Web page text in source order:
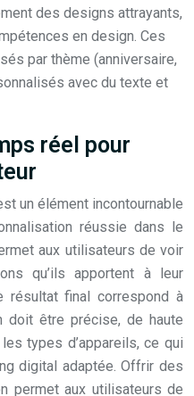
des designs attrayants,
en design. Ces
par thème (anniversaire,
avec du texte et
réel pour
un élément incontournable
réussie dans le
aux utilisateurs de voir
qu’ils apportent à leur
résultat final correspond à
doit être précise, de haute
types d’appareils, ce qui
digital adaptée. Offrir des
permet aux utilisateurs de